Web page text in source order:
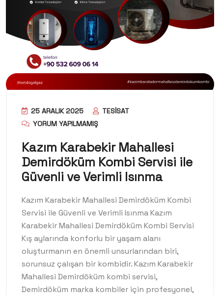
25 ARALIK 2025
TESISAT
YORUM YAPILMAMIŞ
Kazım Karabekir Mahallesi
Demirdöküm Kombi Servisi ile
Güvenli ve Verimli Isınma
Kazım Karabekir Mahallesi Demirdöküm Kombi
Servisi ile Güvenli ve Verimli Isınma Kazım
Karabekir Mahallesi Demirdöküm Kombi Servisi
Kış aylarında konforlu bir yaşam alanı
oluşturmanın en önemli unsurlarından biri,
sorunsuz çalışan bir kombidir. Kazım Karabekir
Mahallesi Demirdöküm kombi servisi,
Demirdöküm marka kombiler için profesyonel,